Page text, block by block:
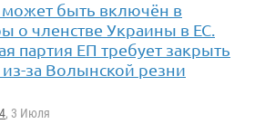
быть включён в
о членстве Украины в ЕС.
партия ЕП требует закрыть
за Волынской резни
, 3 Июля